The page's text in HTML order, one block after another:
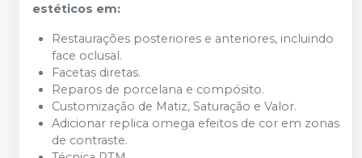
estéticos em:
Restaurações posteriores e anteriores, incluindo
face oclusal.
Facetas diretas.
Reparos de porcelana e compósito.
Customização de Matiz, Saturação e Valor.
Adicionar replica omega efeitos de cor em zonas
de contraste.